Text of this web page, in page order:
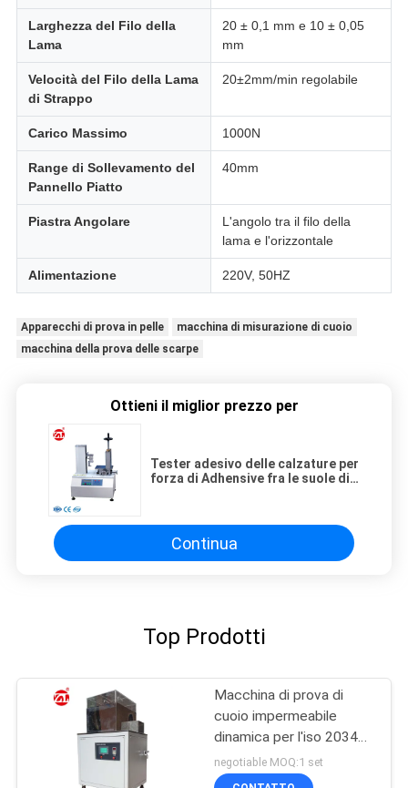
Larghezza del Filo della
Lama
20 ± 0,1 mm e 10 ± 0,05
mm
Velocità del Filo della Lama
di Strappo
20±2mm/min regolabile
Carico Massimo 1000N
Range di Sollevamento del
Pannello Piatto
40mm
Piastra Angolare
L'angolo tra il filo della
lama e l'orizzontale
Alimentazione 220V, 50HZ
Apparecchi di prova in pelle
macchina di misurazione di cuoio
macchina della prova delle scarpe
Ottieni il miglior prezzo per
Tester adesivo delle calzature per
forza di Adhensive fra le suole di
Continua
Top Prodotti
Macchina di prova di
cuoio impermeabile
dinamica per l'iso 20344
dell'en finito delle scarpe
di cuoio
negotiable MOQ:1 set